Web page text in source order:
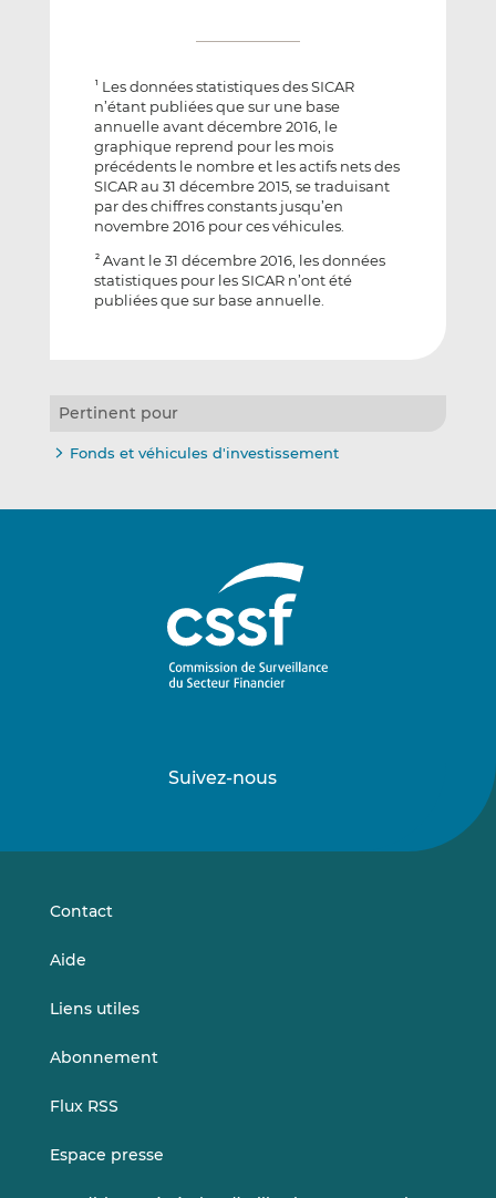
1 Les données statistiques des SICAR
n’étant publiées que sur une base
annuelle avant décembre 2016, le
graphique reprend pour les mois
précédents le nombre et les actifs nets des
SICAR au 31 décembre 2015, se traduisant
par des chiffres constants jusqu’en
novembre 2016 pour ces véhicules.
2Avant le 31 décembre 2016, les données
statistiques pour les SICAR n’ont été
publiées que sur base annuelle.
Pertinent pour
Fonds et véhicules d'investissement
Suivez-nous
sursur
Contact
Aide
Liens utiles
Abonnement
Flux RSS
Espace presse